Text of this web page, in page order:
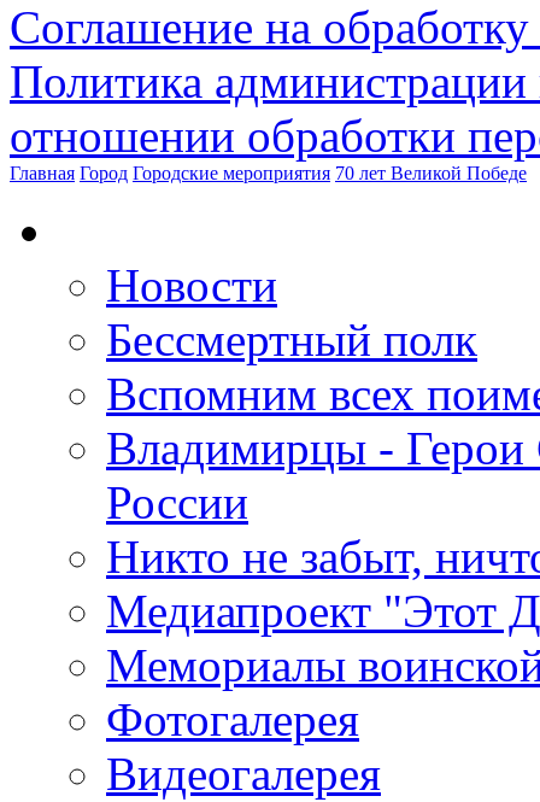
Соглашение на
Политика
отношении обработки
Главная Город Городские мероприятия 70 лет Великой Победе
Новости
Бессмертный полк
Вспомним всех
Владимирцы - Герои
России
Никто не забыт,
Медиапроект "Этот
Мемориалы
Фотогалерея
Видеогалерея